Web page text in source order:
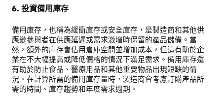
6. 投資備用庫存
備用庫存，也稱為緩衝庫存或安全庫存，是製造商和其他供
應鏈參與者在供應延遲或需求激增時保留的產品儲備。當
然，額外的庫存會佔用倉庫空間並增加成本，但這有助於企
業在不大幅提高或降低價格的情況下滿足需求。備用庫存還
有助於防止食品、醫療用品和其他重要物品出現短缺的情
況。在計算所需的備用庫存量時，製造商會考慮訂購產品所
需的時間、庫存趨勢和年度需求週期。